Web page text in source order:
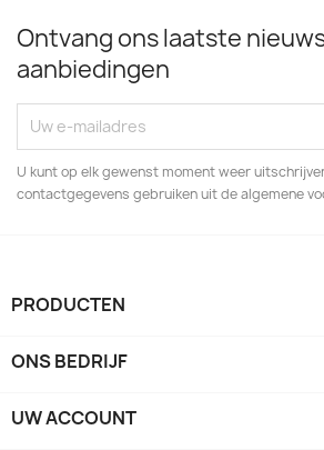
Ontvang ons laatste
aanbiedingen
U kunt op elk gewenst moment weer
contactgegevens gebruiken uit de algemene
PRODUCTEN
ONS BEDRIJF
UW ACCOUNT